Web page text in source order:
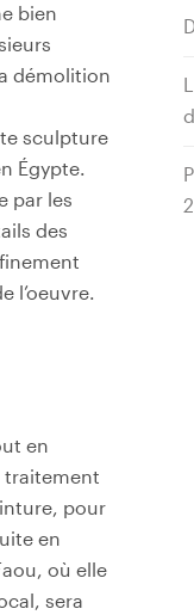
bien
démolition
sculpture
Égypte.
par les
des
l’oeuvre.
en
traitement
pour
en
où elle
sera